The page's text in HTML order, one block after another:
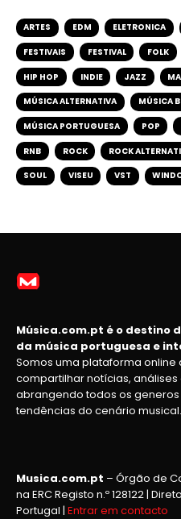
ARTES EDM ELETRONICA
FESTIVAIS FESTIVAL FOLK
HIP HOP INDIE JAZZ
MÚSICA ALTERNATIVA MÚSICA
MÚSICA PORTUGUESA POP
RNB ROCK ROCK
SOUL VISEU VST
Música.com.pt é o destino
da música portuguesa e
Somos uma plataforma
compartilhar notícias, análises
abrangendo todos os generos
tendências do cenário musical.
Musica.com.pt – Órgão de
na ERC Registo n.º 128122 |
Portugal | Entrar em contacto